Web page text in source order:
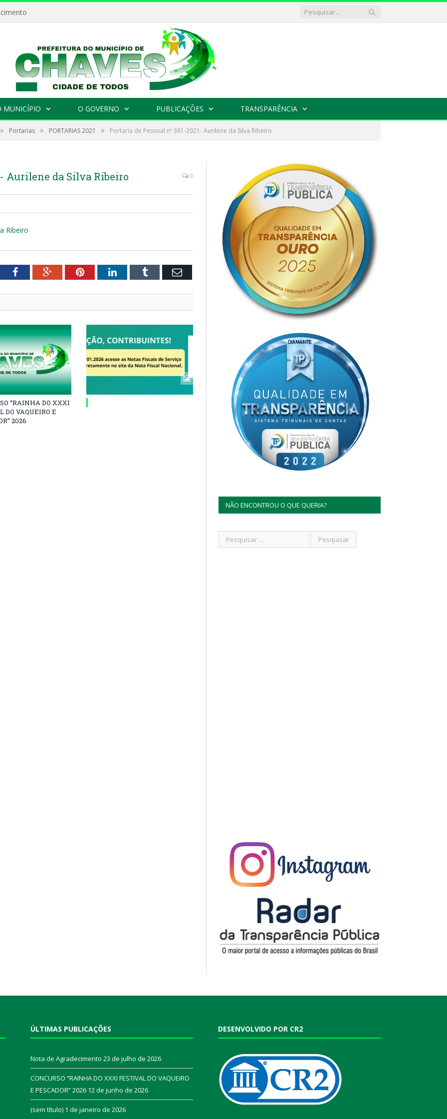
MUNICÍPIO O GOVERNO PUBLICAÇÕES TRANSPARÊNCIA
» Portarias » PORTARIAS 2021 » Portaria de Pessoal nº 361-2021- Aurilene da Silva Ribeiro
Aurilene da Silva Ribeiro 0
Ribeiro
FacebookGoogle+PinterestLinkedInTumblr Email
“RAINHA DO XXXI
DO VAQUEIRO E
2026
NÃO ENCONTROU O QUE QUERIA?
ÚLTIMAS PUBLICAÇÕES
Nota de Agradecimento 23 de julho de 2026
CONCURSO “RAINHA DO XXXI FESTIVAL DO VAQUEIRO
E PESCADOR” 2026 12 de junho de 2026
(sem título) 1 de janeiro de 2026
DESENVOLVIDO POR CR2